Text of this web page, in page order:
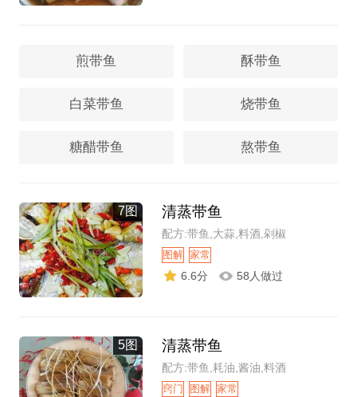
煎带鱼 酥带鱼
白菜带鱼 烧带鱼
糖醋带鱼 熬带鱼
7图 清蒸带鱼
配方:带鱼,大蒜,料酒,剁椒
图解 家常
6.6分 58人做过
5图 清蒸带鱼
配方:带鱼,耗油,酱油,料酒
窍门 图解 家常